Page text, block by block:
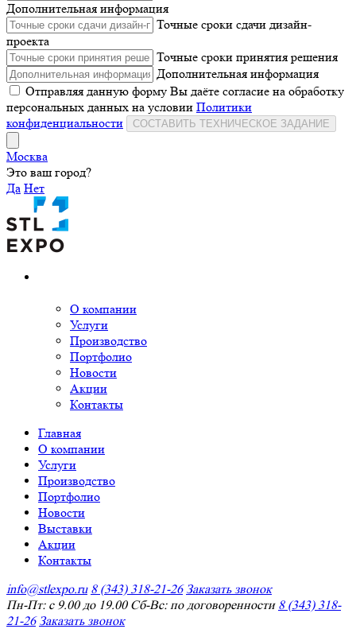
Дополнительная информация
Точные сроки сдачи дизайн-
проекта
Точные сроки принятия решения
Дополнительная информация
Отправляя данную форму Вы даёте согласие на обработку
персональных данных на условии Политики
конфиденциальности
СОСТАВИТЬ ТЕХНИЧЕСКОЕ ЗАДАНИЕ
Москва
Это ваш город?
Да Нет
О компании
Услуги
Производство
Портфолио
Новости
Акции
Контакты
Главная
О компании
Услуги
Производство
Портфолио
Новости
Выставки
Акции
Контакты
info@stlexpo.ru 8 (343) 318-21-26 Заказать звонок
Пн-Пт: с 9.00 до 19.00 Сб-Вс: по договоренности 8 (343) 318-
21-26 Заказать звонок